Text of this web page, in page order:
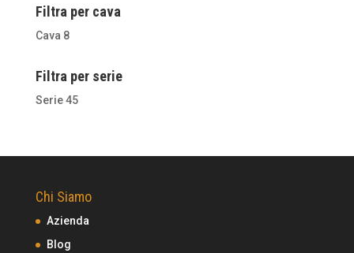
Filtra per cava
Cava 8
Filtra per serie
Serie 45
Chi Siamo
Azienda
Blog